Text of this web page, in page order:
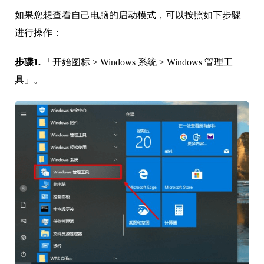
如果您想查看自己电脑的启动模式，可以按照如下步骤
进行操作：
步骤1.
「开始图标 > Windows 系统 > Windows 管理工
具」。